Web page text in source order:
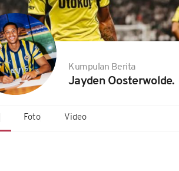
Kumpulan Berita
Jayden Oosterwolde.
Foto Video